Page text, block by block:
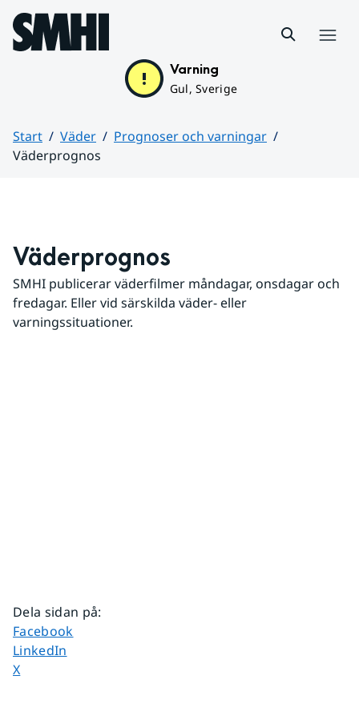
Hoppa till sidans innehåll
Varning
Gul, Sverige
Start Väder
Prognoser och varningar
Väderprognos
Väderprognos
SMHI publicerar väderfilmer måndagar, onsdagar och
fredagar. Eller vid särskilda väder- eller
varningssituationer.
Dela sidan på:
Dela sidan på
Facebook
Dela sidan på
LinkedIn
Dela sidan på
X